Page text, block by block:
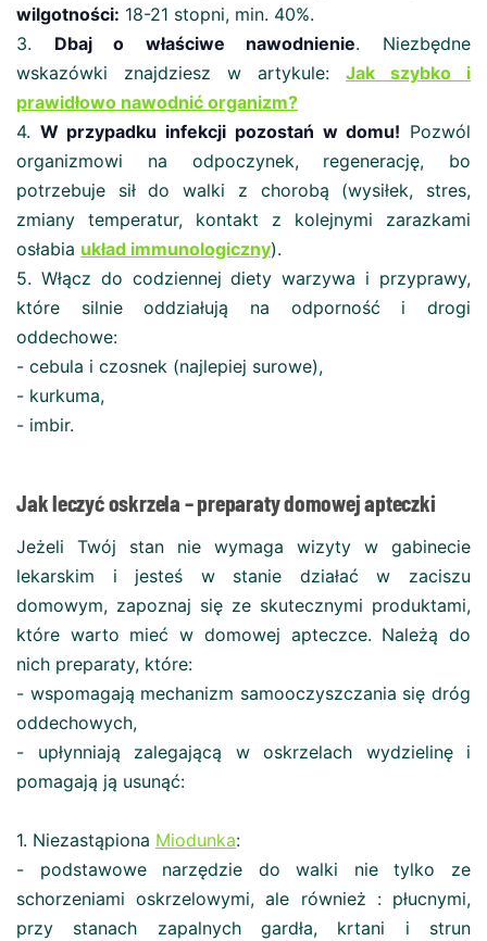
wilgotności: 18-21 stopni, min. 40%.
3. Dbaj o właściwe nawodnienie. Niezbędne
wskazówki znajdziesz w artykule: Jak szybko i
prawidłowo nawodnić organizm?
4. W przypadku infekcji pozostań w domu! Pozwól
organizmowi na odpoczynek, regenerację, bo
potrzebuje sił do walki z chorobą (wysiłek, stres,
zmiany temperatur, kontakt z kolejnymi zarazkami
osłabia układ immunologiczny).
5. Włącz do codziennej diety warzywa i przyprawy,
które silnie oddziałują na odporność i drogi
oddechowe:
- cebula i czosnek (najlepiej surowe),
- kurkuma,
- imbir.
Jak leczyć oskrzela – preparaty domowej apteczki
Jeżeli Twój stan nie wymaga wizyty w gabinecie
lekarskim i jesteś w stanie działać w zaciszu
domowym, zapoznaj się ze skutecznymi produktami,
które warto mieć w domowej apteczce. Należą do
nich preparaty, które:
- wspomagają mechanizm samooczyszczania się dróg
oddechowych,
- upłynniają zalegającą w oskrzelach wydzielinę i
pomagają ją usunąć:
1. Niezastąpiona Miodunka:
- podstawowe narzędzie do walki nie tylko ze
schorzeniami oskrzelowymi, ale również : płucnymi,
przy stanach zapalnych gardła, krtani i strun